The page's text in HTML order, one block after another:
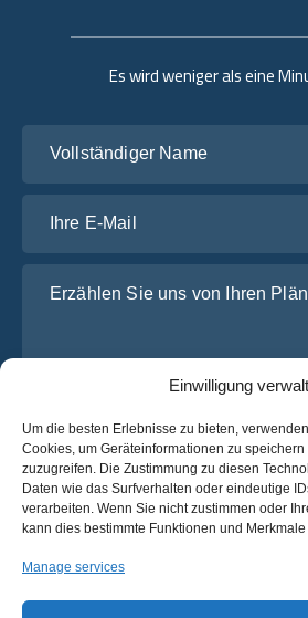
Einwilligung
Um die besten Erlebnisse zu bieten,
Cookies, um Geräteinformationen zu
zuzugreifen. Die Zustimmung zu diesen
Daten wie das Surfverhalten oder eindeutige
verarbeiten. Wenn Sie nicht zustimmen oder
kann dies bestimmte Funktionen und
Manage services
Es wird weniger als eine
Ich habe dieDatenschutz-
gelesen und stimme ihnen zu.
Ein Angebot